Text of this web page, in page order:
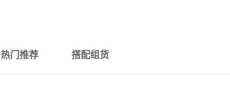
热门推荐 搭配组货